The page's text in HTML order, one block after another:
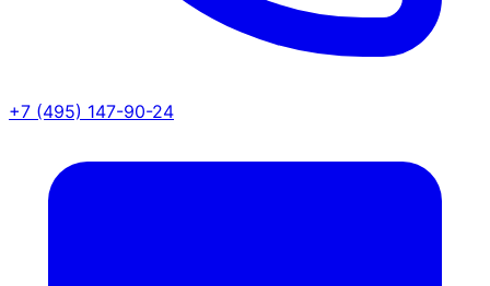
+7 (495) 147-90-24